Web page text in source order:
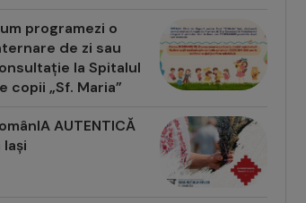
programezi o
de zi sau
la Spitalul
copii „Sf. Maria”
AUTENTICĂ
Iași